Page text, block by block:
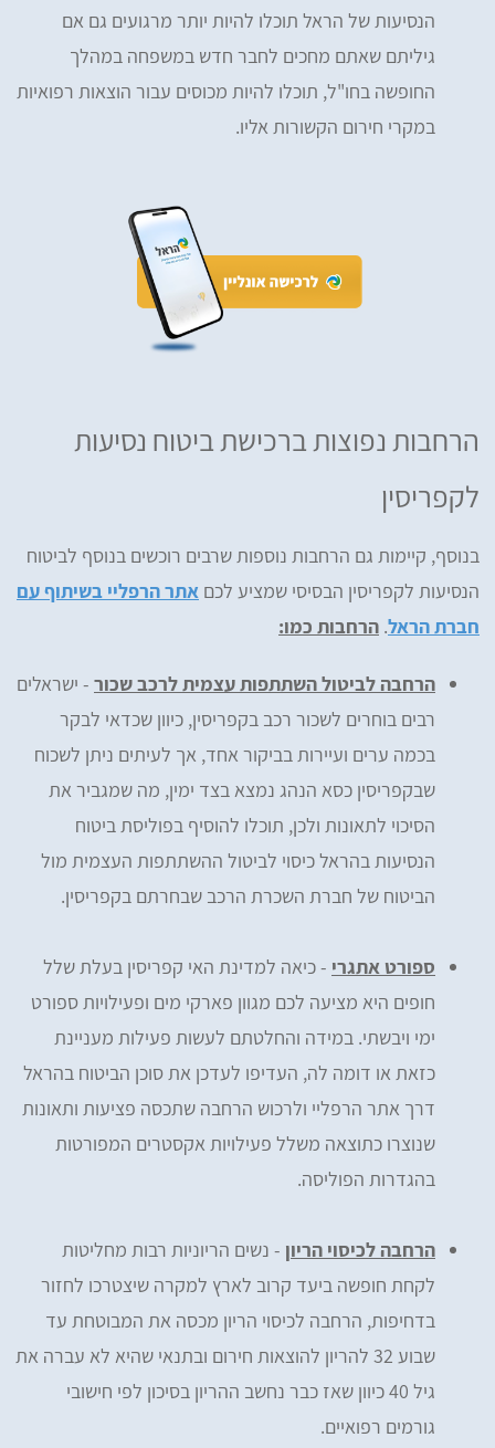
הנסיעות של הראל תוכלו להיות יותר מרגועים גם אם
גיליתם שאתם מחכים לחבר חדש במשפחה במהלך
החופשה בחו"ל, תוכלו להיות מכוסים עבור הוצאות רפואיות
במקרי חירום הקשורות אליו.
הרחבות נפוצות ברכישת ביטוח נסיעות
לקפריסין
בנוסף, קיימות גם הרחבות נוספות שרבים רוכשים בנוסף לביטוח
הנסיעות לקפריסין הבסיסי שמציע לכם אתר הרפליי בשיתוף עם
חברת הראל. הרחבות כמו:
הרחבה לביטול השתתפות עצמית לרכב שכור - ישראלים
רבים בוחרים לשכור רכב בקפריסין, כיוון שכדאי לבקר
בכמה ערים ועיירות בביקור אחד, אך לעיתים ניתן לשכוח
שבקפריסין כסא הנהג נמצא בצד ימין, מה שמגביר את
הסיכוי לתאונות ולכן, תוכלו להוסיף בפוליסת ביטוח
הנסיעות בהראל כיסוי לביטול ההשתתפות העצמית מול
הביטוח של חברת השכרת הרכב שבחרתם בקפריסין.
ספורט אתגרי - כיאה למדינת האי קפריסין בעלת שלל
חופים היא מציעה לכם מגוון פארקי מים ופעילויות ספורט
ימי ויבשתי. במידה והחלטתם לעשות פעילות מעניינת
כזאת או דומה לה, העדיפו לעדכן את סוכן הביטוח בהראל
דרך אתר הרפליי ולרכוש הרחבה שתכסה פציעות ותאונות
שנוצרו כתוצאה משלל פעילויות אקסטרים המפורטות
בהגדרות הפוליסה.
הרחבה לכיסוי הריון - נשים הריוניות רבות מחליטות
לקחת חופשה ביעד קרוב לארץ למקרה שיצטרכו לחזור
בדחיפות, הרחבה לכיסוי הריון מכסה את המבוטחת עד
שבוע 32 להריון להוצאות חירום ובתנאי שהיא לא עברה את
גיל 40 כיוון שאז כבר נחשב ההריון בסיכון לפי חישובי
גורמים רפואיים.